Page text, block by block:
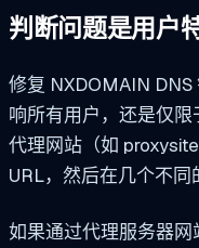
判断问题是用户
修复 NXDOMAIN
响所有用户，还是仅
代理网站（如
URL，然后在几个不同
如果通过代理服务器